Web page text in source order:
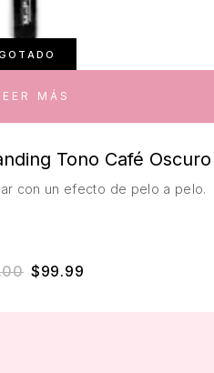
MÁS
Tono Café Oscuro
con un efecto de pelo a pelo.
El precio original era:
$99.99